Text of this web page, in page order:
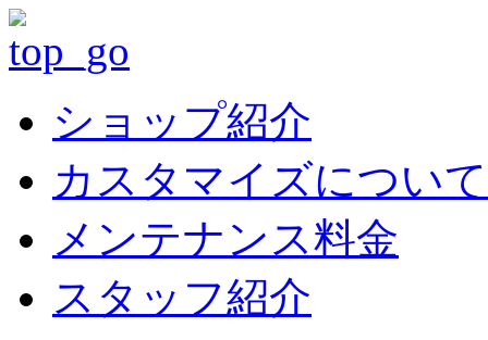
ショップ紹介
カスタマイズについて
メンテナンス料金
スタッフ紹介